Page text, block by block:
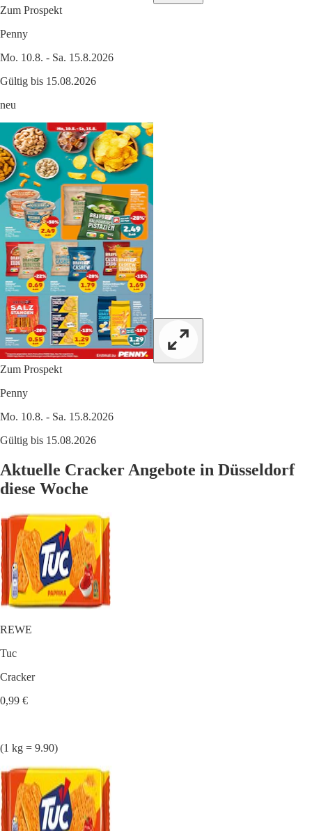
Zum Prospekt
Penny
Mo. 10.8. - Sa. 15.8.2026
Gültig bis 15.08.2026
neu
Zum Prospekt
Penny
Mo. 10.8. - Sa. 15.8.2026
Gültig bis 15.08.2026
Aktuelle Cracker Angebote in Düsseldorf
diese Woche
REWE
Tuc
Cracker
0,99 €
(1 kg = 9.90)